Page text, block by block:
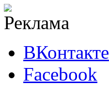
ВКонтакте
Facebook